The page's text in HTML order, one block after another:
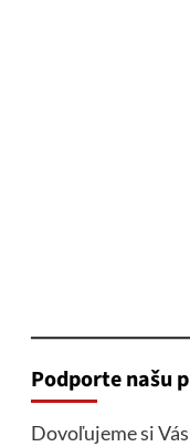
Podporte našu
Dovoľujeme si